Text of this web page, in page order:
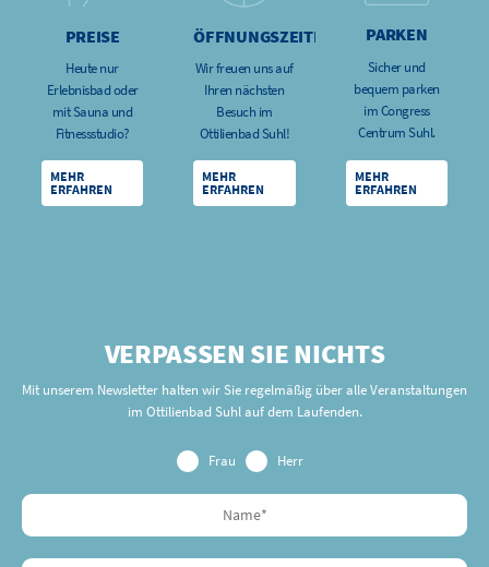
PREISE
Heute nur
Erlebnisbad oder
mit Sauna und
Fitnessstudio?
MEHR
ERFAHREN
ÖFFNUNGSZEITEN
Wir freuen uns auf
Ihren nächsten
Besuch im
Ottilienbad Suhl!
MEHR
ERFAHREN
PARKEN
Sicher und
bequem parken
im Congress
Centrum Suhl.
MEHR
ERFAHREN
VERPASSEN SIE NICHTS
Mit unserem Newsletter halten wir Sie regelmäßig über alle Veranstaltungen
im Ottilienbad Suhl auf dem Laufenden.
Frau Herr